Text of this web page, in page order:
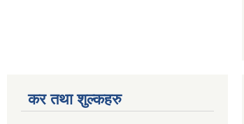
कर तथा शुल्कहरु